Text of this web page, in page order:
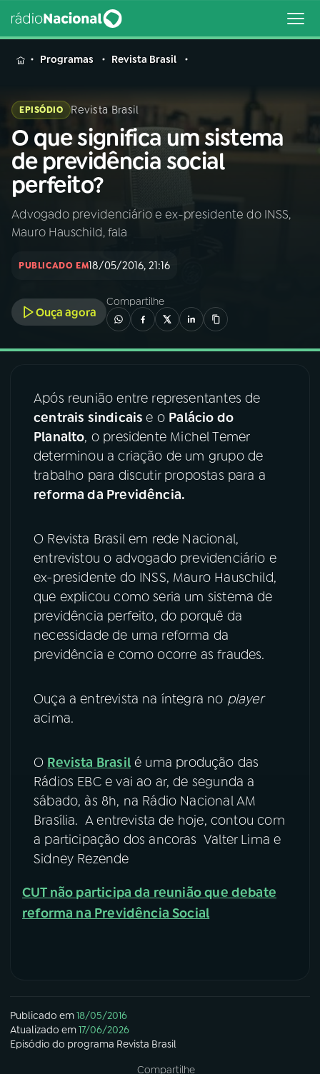
MENU
Buscar
na
Rádio
Nacional
Buscar
AO VIVO
INÍCIO
A RÁDIO
03PROGRAMAÇÃO
04PROGRAMAS
PODCASTS
06VIDEOCASTS
07ÚLTIMAS
FESTIVAL DE MÚSICA
ACOMPANHE A RÁDIO NACIONAL
Instagram X
Programas Revista Brasil
EPISÓDIO Revista Brasil
O que significa um sistema
de previdência social
perfeito?
Advogado previdenciário e ex-presidente do INSS,
Mauro Hauschild, fala
PUBLICADO EM18/05/2016, 21:16
Ouça agora
Compartilhe
Após reunião entre representantes de
centrais sindicaise o Palácio do
Planalto, o presidente Michel Temer
determinou a criação de um grupo de
trabalho para discutir propostas para a
reforma da Previdência.
O Revista Brasil em rede Nacional,
entrevistou o advogado previdenciário e
ex-presidente do INSS, Mauro Hauschild,
que explicou como seria um sistema de
previdência perfeito, do porquê da
necessidade de uma reforma da
previdência e como ocorre as fraudes.
Ouça a entrevista na íntegra no player
acima.
O Revista Brasilé uma produção das
Rádios EBC e vai ao ar, de segunda a
sábado, às 8h, na Rádio Nacional AM
Brasília. A entrevista de hoje, contou com
a participação dos ancoras Valter Lima e
Sidney Rezende
CUT não participa da reunião que debate
reforma na Previdência Social
Publicado em18/05/2016
Atualizado em17/06/2026
Episódio do programa Revista Brasil
Compartilhe